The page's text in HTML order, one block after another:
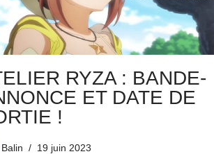
RYZA : BANDE-
ET DATE DE
!
Balin 19 juin 2023